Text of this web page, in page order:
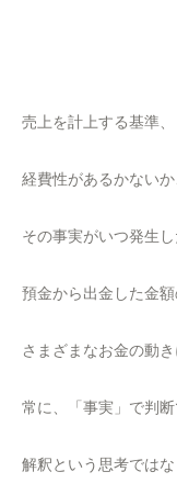
売上を計上する基準、
経費性があるかないか
その事実がいつ発生し
預金から出金した金額
さまざまなお金の動き
常に、「事実」で判断
解釈という思考ではな